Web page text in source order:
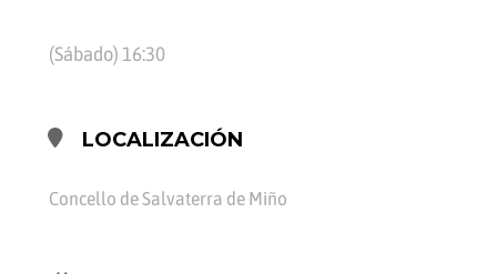
(Sábado) 16:30
LOCALIZACIÓN
Concello de Salvaterra de Miño